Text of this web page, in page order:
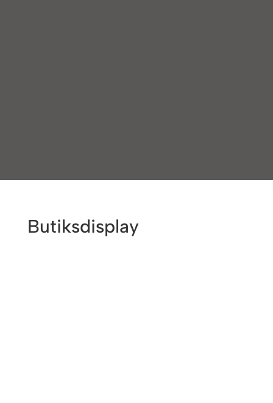
Butiksdisplay